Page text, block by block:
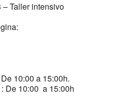
Taller intensivo
10:00 a 15:00h.
De 10:00 a 15:00h